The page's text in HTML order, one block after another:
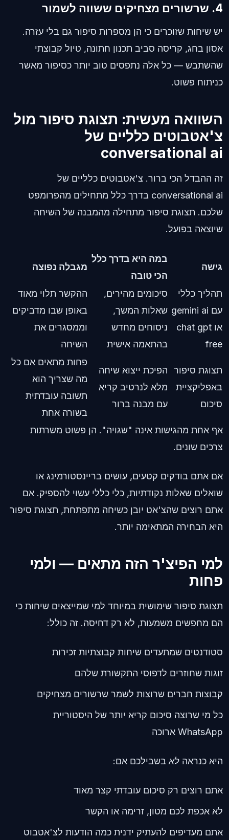
4. שרשורים מצחיקים ששווה לשמור
יש שיחות שזוכרים כי הן מספרות סיפור גם בלי עזרה.
אסון בחג, קריסה סביב תכנון חתונה, טיול קבוצתי
שהשתבש — כל אלה נתפסים טוב יותר כסיפור מאשר
כניתוח פשוט.
השוואה מעשית: תצוגת סיפור מול
צ'אטבוטים כלליים של
conversational ai
זה ההבדל הכי ברור. צ'אטבוטים כלליים של
conversational ai בדרך כלל מתחילים מהפרומפט
שלכם. תצוגת סיפור מתחילה מהמבנה של השיחה
שיוצאה בפועל.
גישה
במה היא בדרך כלל
הכי טובה
מגבלה נפוצה
תהליך כללי
עם gemini ai
או chat gpt
free
סיכומים מהירים,
שאלות המשך,
ניסוחים מחדש
בהתאמה אישית
ההקשר תלוי מאוד
באופן שבו מדביקים
וממסגרים את
השיחה
תצוגת סיפור
באפליקציית
סיכום
הפיכת ייצוא שיחה
מלא לנרטיב קריא
עם מבנה ברור
פחות מתאים אם כל
מה שצריך הוא
תשובה עובדתית
בשורה אחת
אף אחת מהגישות אינה "שגויה". הן פשוט משרתות
צרכים שונים.
אם אתם בודקים קטעים, עושים בריינסטורמינג או
שואלים שאלות נקודתיות, כלי כללי עשוי להספיק. אם
אתם רוצים שהצ'אט יובן כשיחה מתפתחת, תצוגת סיפור
היא הבחירה המתאימה יותר.
למי הפיצ'ר הזה מתאים — ולמי
פחות
תצוגת סיפור שימושית במיוחד למי שמייצאים שיחות כי
הם מחפשים משמעות, לא רק דחיסה. זה כולל:
סטודנטים שמתעדים שיחות קבוצתיות זכירות
זוגות שחוזרים לדפוסי התקשורת שלהם
קבוצות חברים שרוצות לשמר שרשורים מצחיקים
כל מי שרוצה סיכום קריא יותר של היסטוריית
WhatsApp ארוכה
היא כנראה לא בשבילכם אם:
אתם רוצים רק סיכום עובדתי קצר מאוד
לא אכפת לכם מטון, זרימה או הקשר
אתם מעדיפים להעתיק ידנית כמה הודעות לצ'אטבוט